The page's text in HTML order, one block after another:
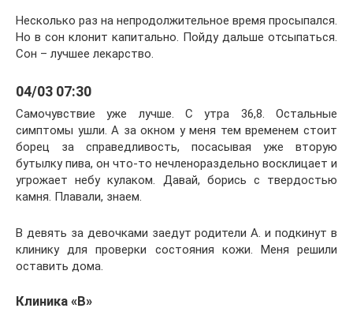
Несколько раз на непродолжительное время просыпался.
Но в сон клонит капитально. Пойду дальше отсыпаться.
Сон – лучшее лекарство.
04/03 07:30
Самочувствие уже лучше. С утра 36,8. Остальные
симптомы ушли. А за окном у меня тем временем стоит
борец за справедливость, посасывая уже вторую
бутылку пива, он что-то нечленораздельно восклицает и
угрожает небу кулаком. Давай, борись с твердостью
камня. Плавали, знаем.
В девять за девочками заедут родители А. и подкинут в
клинику для проверки состояния кожи. Меня решили
оставить дома.
Клиника «В»